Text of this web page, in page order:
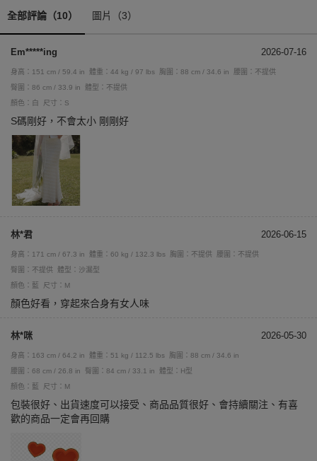
全部評論（10） 圖片（3）
Em*****ing 2026-07-16
身高：151 cm / 59.4 in 體重：44 kg / 97 lbs 胸圍：88 cm / 34.6 in
腰圍：不提供
臀圍：86 cm / 33.9 in
體型：不提供
顏色：白
尺寸：S
S碼剛好，不會太小 剛剛好
林*君 2026-06-15
身高：171 cm / 67.3 in 體重：60 kg / 132.3 lbs 胸圍：不提供
腰圍：不提供
臀圍：不提供
體型：沙漏型
顏色：藍
尺寸：M
顏色好看，穿起來合身有女人味
林*咪 2026-05-30
身高：163 cm / 64.2 in 體重：51 kg / 112.5 lbs
胸圍：88 cm / 34.6 in
腰圍：68 cm / 26.8 in
臀圍：84 cm / 33.1 in
體型：H型
顏色：藍
尺寸：M
包裝很好、出貨速度可以接受、商品品質很好、會持續關注、有喜
歡的商品一定會再回購